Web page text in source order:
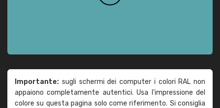
Importante: sugli schermi dei computer i colori RAL non
appaiono completamente autentici. Usa l'impressione del
colore su questa pagina solo come riferimento. Si consiglia